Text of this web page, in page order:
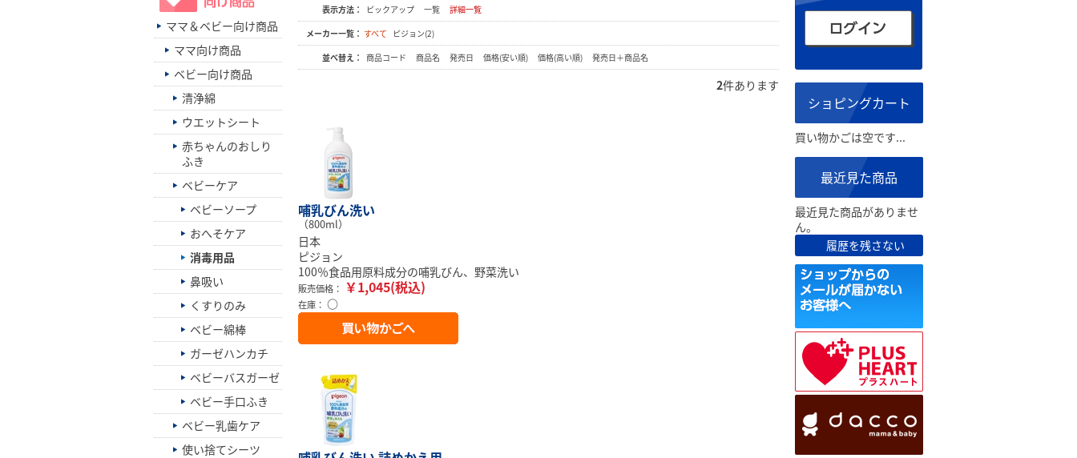
表示方法： ピックアップ 一覧
詳細一覧
メーカー一覧： すべて
ピジョン(2)
並べ替え： 商品コード 商品名 発売日 価格(安い順) 価格(高い順) 発売日＋商品名
2件あります
哺乳びん洗い
（800ml）
日本
ピジョン
100％食品用原料成分の哺乳びん、野菜洗い
販売価格： ￥1,045(税込)
在庫： ○
ママ＆ベビー向け商品
ママ向け商品
ベビー向け商品
清浄綿
ウエットシート
赤ちゃんのおしり
ふき
ベビーケア
ベビーソープ
おへそケア
消毒用品
鼻吸い
くすりのみ
ベビー綿棒
ガーゼハンカチ
ベビーバスガーゼ
ベビー手口ふき
ベビー乳歯ケア
使い捨てシーツ
ショピングカート
買い物かごは空です...
最近見た商品
最近見た商品がありませ
ん。
履歴を残さない